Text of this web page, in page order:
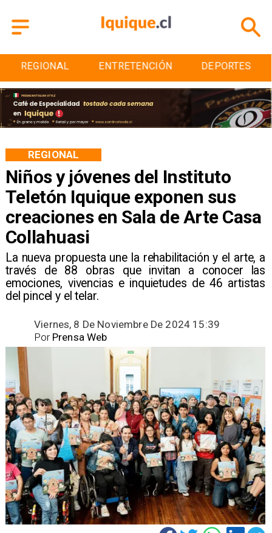
ENTRETENCIÓN DEPORTES CULTURA
Niños y jóvenes del Instituto
Teletón Iquique exponen sus
creaciones en Sala de Arte Casa
Collahuasi
La nueva propuesta une la rehabilitación y el arte, a
través de 88 obras que invitan a conocer las
emociones, vivencias e inquietudes de 46 artistas
del pincel y el telar. ​
REGIONAL
Viernes, 8 De Noviembre De 2024 15:39
Prensa Web
Por